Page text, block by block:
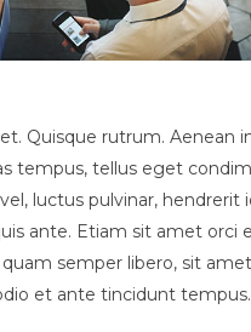
Quisque rutrum. Aenean
tempus, tellus eget
luctus pulvinar, hendrerit
ante. Etiam sit amet orci
semper libero, sit
et ante tincidunt tempus.